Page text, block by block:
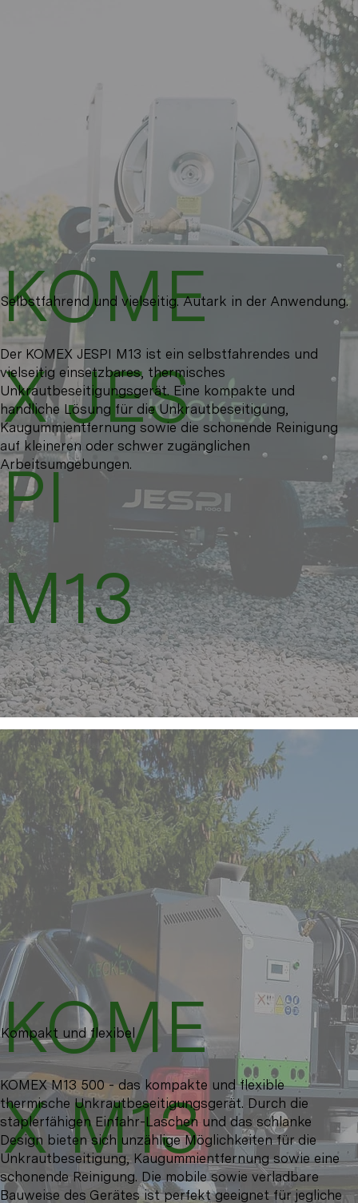
KOME
X JES
PI
M13
Selbstfahrend und vielseitig. Autark in der Anwendung.
Der KOMEX JESPI M13 ist ein selbstfahrendes und
vielseitig einsetzbares, thermisches
Unkrautbeseitigungsgerät. Eine kompakte und
handliche Lösung für die Unkrautbeseitigung,
Kaugummientfernung sowie die schonende Reinigung
auf kleineren oder schwer zugänglichen
Arbeitsumgebungen.
KOME
X M13
Kompakt und flexibel
KOMEX M13 500 - das kompakte und flexible
thermische Unkrautbeseitigungsgerät. Durch die
staplerfähigen Einfahr-Laschen und das schlanke
Design bieten sich unzählige Möglichkeiten für die
Unkrautbeseitigung, Kaugummientfernung sowie eine
schonende Reinigung. Die mobile sowie verladbare
Bauweise des Gerätes ist perfekt geeignet für jegliche